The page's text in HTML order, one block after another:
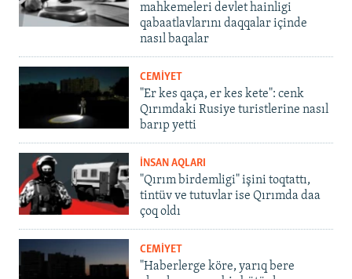
mahkemeleri devlet hainligi
qabaatlavlarını daqqalar içinde
nasıl baqalar
CEMİYET
"Er kes qaça, er kes kete": cenk
Qırımdaki Rusiye turistlerine nasıl
barıp yetti
İNSAN AQLARI
"Qırım birdemligi" işini toqtattı,
tintüv ve tutuvlar ise Qırımda daa
çoq oldı
CEMİYET
"Haberlerge köre, yarıq bere